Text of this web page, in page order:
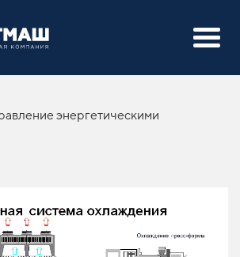
энергетическими